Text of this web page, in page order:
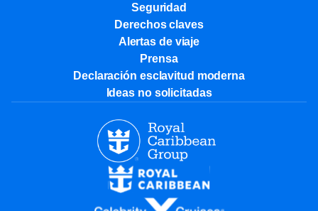
Seguridad
Derechos claves
Alertas de viaje
Prensa
Declaración esclavitud moderna
Ideas no solicitadas